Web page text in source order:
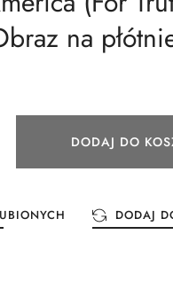
na
DODAJ DO
DODAJ